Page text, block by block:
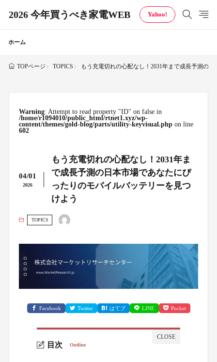
2026 今年買うべき家電WEB Yahoo!
ホーム
TOPページ TOPICS もう充電切れの心配なし！2031年まで成長予測の
Warning: Attempt to read property "ID" on false in
/home/r1094010/public_html/rtnet1.xyz/wp-
content/themes/gold-blog/parts/utility-keyvisual.phpon line
602
04/01
2026
もう充電切れの心配なし！2031年ま
で成長予測の日本市場であなたにぴ
ったりのモバイルバッテリーを見つ
けよう
TOPICS
Facebook Twitter はてブ LINE Pocket
目次 Outline